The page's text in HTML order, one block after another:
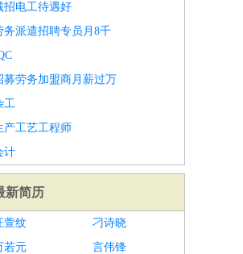
招电工待遇好
务派遣招聘专员月8千
募劳务加盟商月薪过万
工
产工艺工程师
计
新简历
萱纹
刁诗晓
若元
言伟锋